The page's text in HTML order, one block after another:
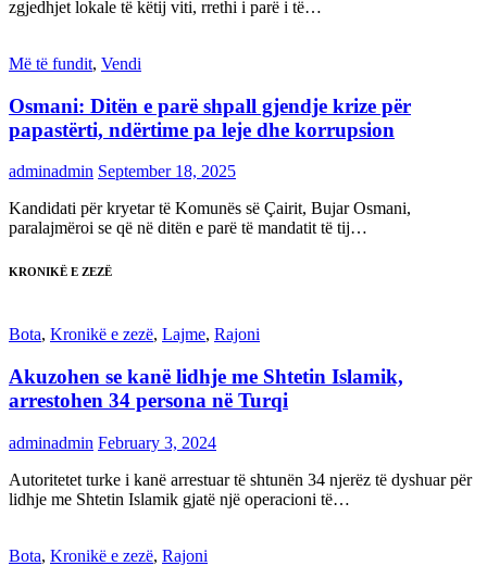
zgjedhjet lokale të këtij viti, rrethi i parë i të…
Më të fundit, Vendi
Osmani: Ditën e parë shpall gjendje krize për
papastërti, ndërtime pa leje dhe korrupsion
adminadmin September 18, 2025
Kandidati për kryetar të Komunës së Çairit, Bujar Osmani,
paralajmëroi se që në ditën e parë të mandatit të tij…
KRONIKË E ZEZË
Bota, Kronikë e zezë, Lajme, Rajoni
Akuzohen se kanë lidhje me Shtetin Islamik,
arrestohen 34 persona në Turqi
adminadmin February 3, 2024
Autoritetet turke i kanë arrestuar të shtunën 34 njerëz të dyshuar për
lidhje me Shtetin Islamik gjatë një operacioni të…
Bota, Kronikë e zezë, Rajoni